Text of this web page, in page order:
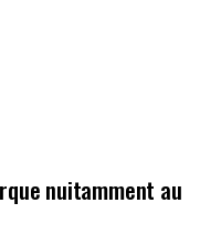
nuitamment au